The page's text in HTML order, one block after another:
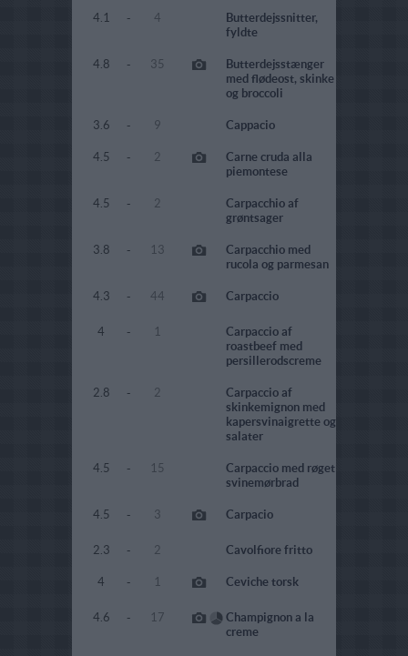
4.1 - 4
Butterdejssnitter,
fyldte
4.8 - 35
Butterdejsstænger
med flødeost, skinke
og broccoli
3.6 - 9 Cappacio
4.5 - 2
Carne cruda alla
piemontese
4.5 - 2
Carpacchio af
grøntsager
3.8 - 13
Carpacchio med
rucola og parmesan
4.3 - 44 Carpaccio
4 - 1
Carpaccio af
roastbeef med
persillerodscreme
2.8 - 2
Carpaccio af
skinkemignon med
kapersvinaigrette og
salater
4.5 - 15
Carpaccio med røget
svinemørbrad
4.5 - 3 Carpacio
2.3 - 2 Cavolfiore fritto
4 - 1 Ceviche torsk
4.6 - 17
Champignon a la
creme